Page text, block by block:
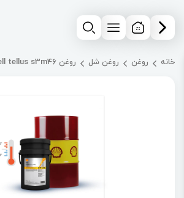
خانه روغن روغن شل روغن shell tellus s3m46